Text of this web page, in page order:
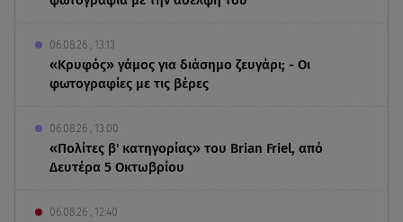
06.08.26 , 13:13
«Κρυφός» γάμος για διάσημο ζευγάρι; - Οι
φωτογραφίες με τις βέρες
06.08.26 , 13:00
«Πολίτες β' κατηγορίας» του Brian Friel, από
Δευτέρα 5 Οκτωβρίου
06.08.26 , 12:40